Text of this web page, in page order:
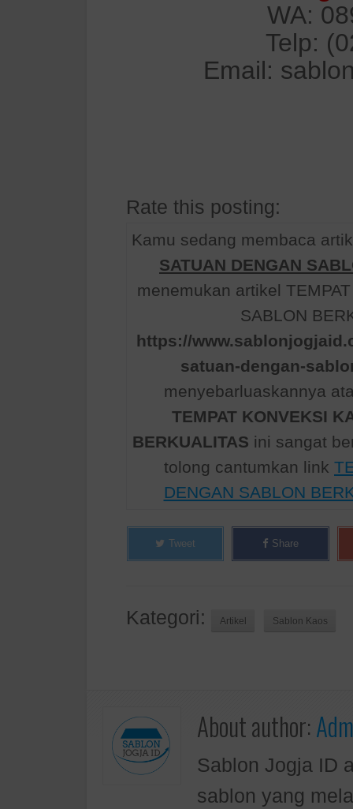
WA:
Telp:
Email:
Rate this posting:
Kamu sedang membaca
SATUAN DENGAN
menemukan artikel
SABLON
https://
satuan-dengan-
menyebarluaskannya
TEMPAT KONVEKSI
BERKUALITAS ini sangat
tolong cantumkan link
DENGAN SABLON
Tweet Share
Kategori: Artikel Sablon Kaos
About author:
Sablon Jogja ID
sablon yang